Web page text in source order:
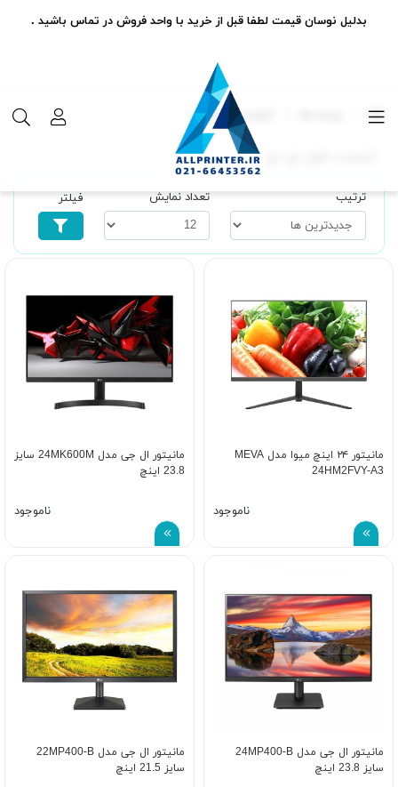
کیفیت فول اچ دی
ترتیب تعداد نمایش فیلتر
مانیتور ۲۴ اینچ میوا مدل MEVA
24HM2FVY-A3
ناموجود
مانیتور ال جی مدل 24MK600M سایز
23.8 اینچ
ناموجود
مانیتور ال جی مدل 24MP400-B
سایز 23.8 اینچ
مانیتور ال جی مدل 22MP400-B
سایز 21.5 اینچ
بدلیل نوسان قیمت لطفا قبل از خرید با واحد فروش در تماس باشید .